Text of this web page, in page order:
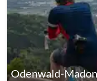
Odenwald-